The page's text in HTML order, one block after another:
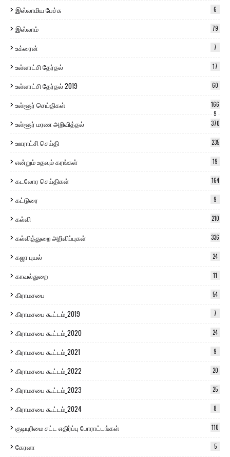
இஸ்லாமிய பேச்சு 6
இஸ்லாம் 79
உக்ரைன் 7
உள்ளாட்சி தேர்தல் 17
உள்ளாட்சி தேர்தல் 2019 60
உள்ளூர் செய்திகள்
166
9
உள்ளூர் மரண அறிவித்தல் 370
ஊராட்சி செய்தி 235
என்றும் உதவும் கரங்கள் 19
கடலோர செய்திகள் 164
கட்டுரை 9
கல்வி 210
கல்வித்துறை அறிவிப்புகள் 336
கஜா புயல் 24
காவல்துறை 11
கிராமசபை 54
கிராமசபை கூட்டம்_2019 7
கிராமசபை கூட்டம்_2020 24
கிராமசபை கூட்டம்_2021 9
கிராமசபை கூட்டம்_2022 20
கிராமசபை கூட்டம்_2023 25
கிராமசபை கூட்டம்_2024 8
குடியுரிமை சட்ட எதிர்ப்பு போராட்டங்கள் 110
கேரளா 5